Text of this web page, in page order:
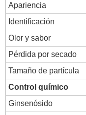
Apariencia
Identificación
Olor y sabor
Pérdida por secado
Tamaño de partícula
Control químico
Ginsenósido